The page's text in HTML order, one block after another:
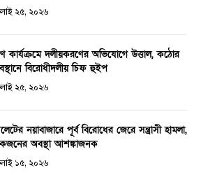
২৫, ২০২৬
কার্যক্রমে দলীয়করণের অভিযোগে উত্তাল, কঠোর
বিরোধীদলীয় চিফ হুইপ
২৫, ২০২৬
নয়াবাজারে পূর্ব বিরোধের জেরে সন্ত্রাসী হামলা,
অবস্থা আশঙ্কাজনক
১৫, ২০২৬